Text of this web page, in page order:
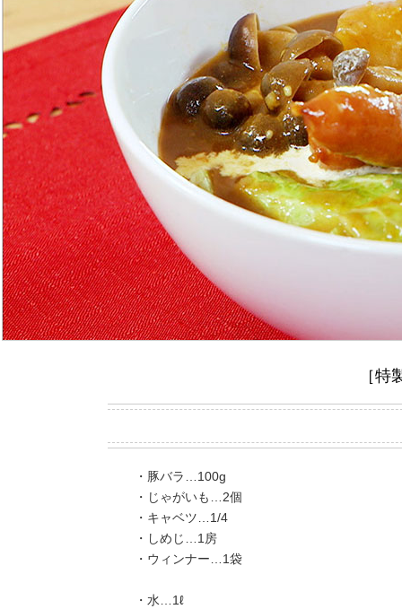
［
・豚バラ…100g
・じゃがいも…2個
・キャベツ…1/4
・しめじ…1房
・ウィンナー…1袋
・水…1ℓ